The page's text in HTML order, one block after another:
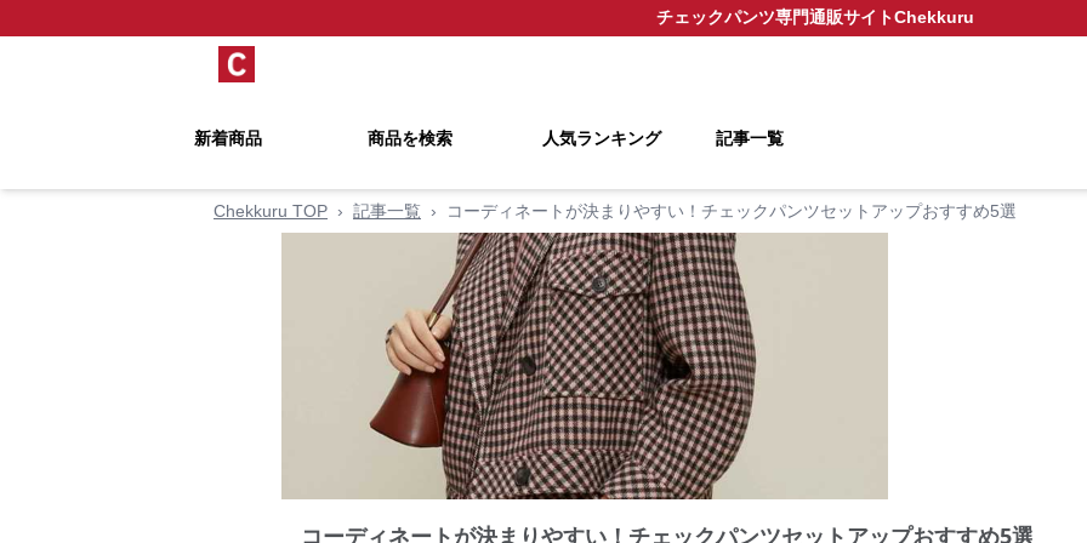
チェックパンツ専門通販サイトChekkuru
新着商品 商品を検索 人気ランキング 記事一覧
Chekkuru TOP › 記事一覧 › コーディネートが決まりやすい！チェックパンツセットアップおすすめ5選
コーディネートが決まりやすい！チェックパンツセットアップおすすめ5選